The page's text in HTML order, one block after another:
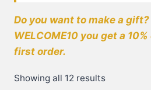
Do you want to make a
WELCOME10 you get a
first order.
Showing all 12 results